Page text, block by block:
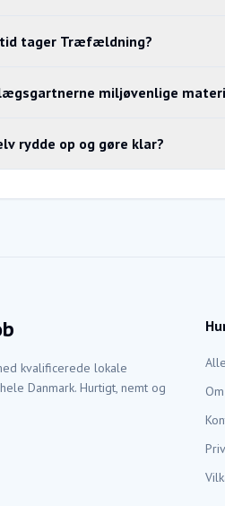
tid tager Træfældning?
miljøvenlige
rydde op og gøre klar?
kvalificerede lokale
Danmark. Hurtigt, nemt og